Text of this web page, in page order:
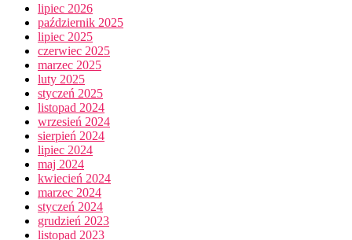
lipiec 2026
październik 2025
lipiec 2025
czerwiec 2025
marzec 2025
luty 2025
styczeń 2025
listopad 2024
wrzesień 2024
sierpień 2024
lipiec 2024
maj 2024
kwiecień 2024
marzec 2024
styczeń 2024
grudzień 2023
listopad 2023